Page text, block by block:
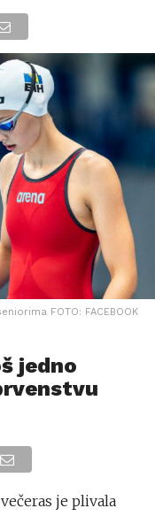
FOTO: FACEBOOK
jedno
je plivala